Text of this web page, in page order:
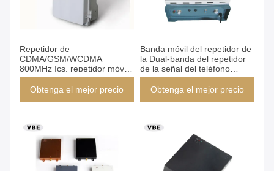
Repetidor de
CDMA/GSM/WCDMA
800MHz Ics, repetidor móvil
de la señal de Digitaces,
repetidor móvil 30-43dBm del
Obtenga el mejor precio
Banda móvil del repetidor de
la Dual-banda del repetidor
de la señal del teléfono
celular del amplificador del
RF selectiva
Obtenga el mejor precio